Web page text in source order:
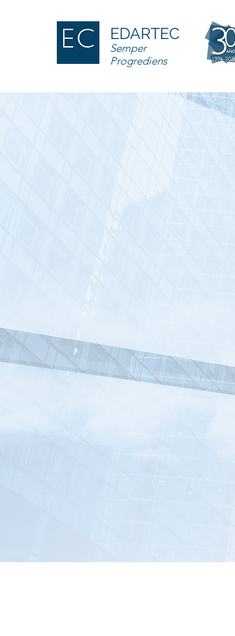
EDARTEC
Semper
Progrediens